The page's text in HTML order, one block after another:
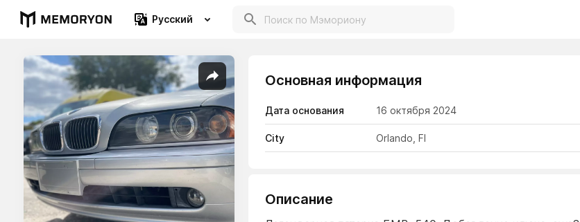
Русский
Основная информация
Дата основания 16 октября 2024
City Orlando, Fl
Описание